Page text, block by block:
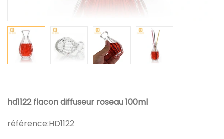
hd1122 flacon diffuseur roseau 100ml
référence:HD1122